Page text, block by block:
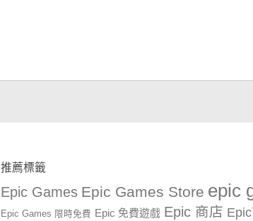
推薦標籤
Epic Games Epic Games Store epic
Epic Games 限時免費 Epic 免費遊戲 Epic 商店